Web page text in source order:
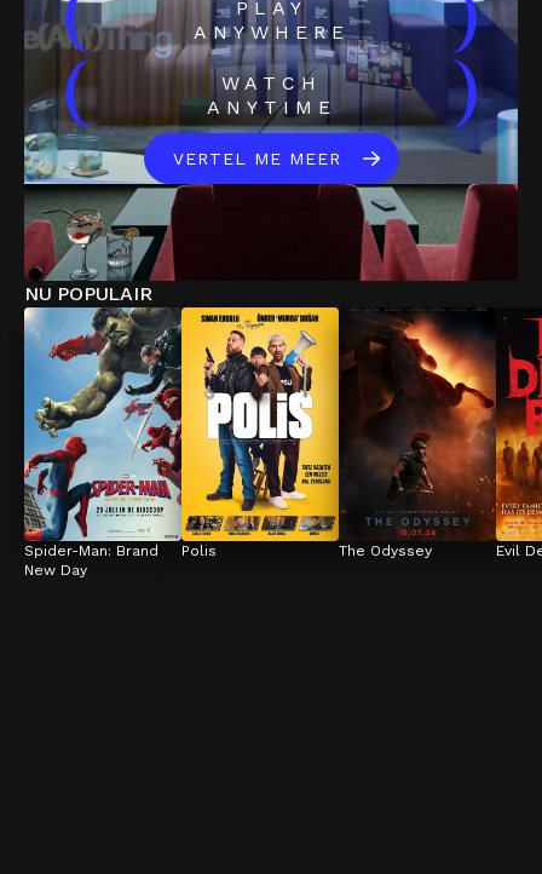
(
PLAY
ANYWHERE
)
(
WATCH
ANYTIME
)
VERTEL ME MEER
NU POPULAIR
Spider-Man: Brand
New Day
Polis The Odyssey Evil